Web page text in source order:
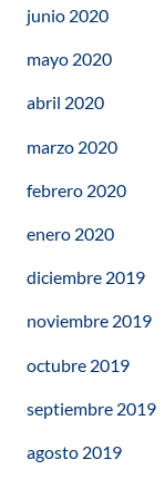
junio 2020
mayo 2020
abril 2020
marzo 2020
febrero 2020
enero 2020
diciembre 2019
noviembre 2019
octubre 2019
septiembre 2019
agosto 2019